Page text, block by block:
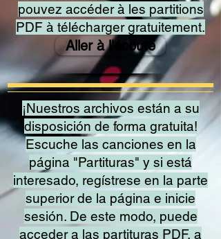
pouvez accéder à les partitions
PDF à télécharger gratuitement.
Aller à l'écoute
¡Nuestros archivos están a su
disposición de forma gratuita!
Escuche las canciones en la
página "Partituras" y si está
interesado, regístrese en la parte
superior de la página e inicie
sesión. De este modo, puede
acceder a las partituras PDF, a